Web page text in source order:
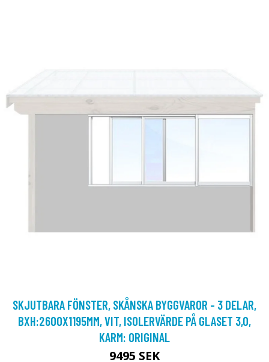
SKJUTBARA FÖNSTER, SKÅNSKA BYGGVAROR - 3 DELAR,
BXH:2600X1195MM, VIT, ISOLERVÄRDE PÅ GLASET 3,0,
KARM: ORIGINAL
9495 SEK